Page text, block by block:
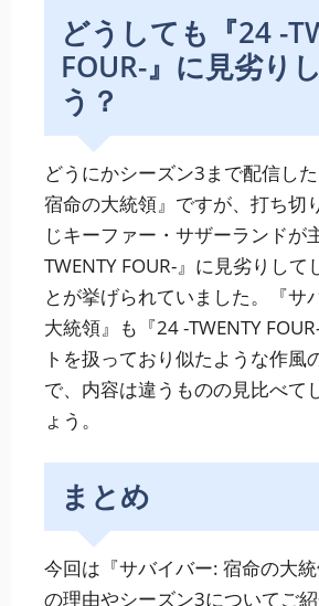
どうしても『24 -
FOUR-』に見劣り
う？
どうにかシーズン3まで配信し
宿命の大統領』ですが、打ち切
じキーファー・サザーランドが
TWENTY FOUR-』に見劣りして
とが挙げられていました。『サ
大統領』も『24 -TWENTY
トを扱っており似たような作風
で、内容は違うものの見比べて
ょう。
まとめ
今回は『サバイバー: 宿命の大
の理由やシーズン3についてご